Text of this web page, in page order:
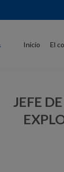
Inicio El
JEFE